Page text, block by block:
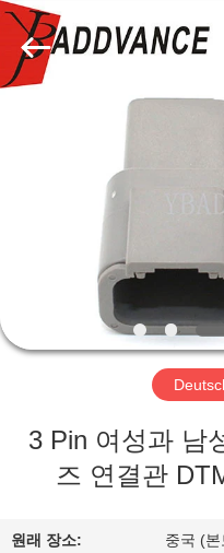
우
리
대
여
자.
Copyright
2019
2026
Xi'An
3 Pin 여성과 남
즈 연결관
원래 장소: 중국 (본